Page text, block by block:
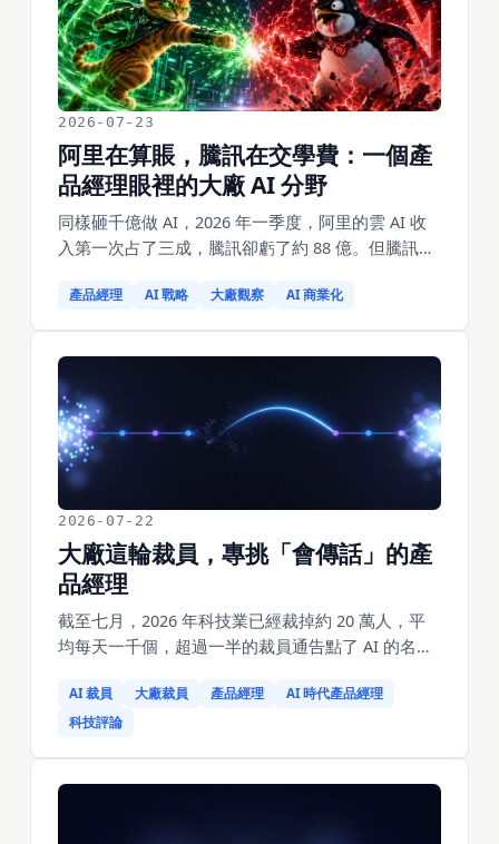
2026-07-23
阿里在算賬，騰訊在交學費：一個產
品經理眼裡的大廠 AI 分野
同樣砸千億做 AI，2026 年一季度，阿里的雲 AI 收
入第一次占了三成，騰訊卻虧了約 88 億。但騰訊也
品經理視角，拆兩家 AI 布局的分野與未來。
產品經理 AI 戰略 大廠觀察 AI 商業化
2026-07-22
大廠這輪裁員，專挑「會傳話」的產
品經理
截至七月，2026 年科技業已經裁掉約 20 萬人，平
均每天一千個，超過一半的裁員通告點了 AI 的名。
人力資源主管 Amy Coleman 特意補了一句：「今天
被裁的職位，不是被 AI 取代的。」一邊是所有公司
說的答案：AI 最先吃掉的不是某個工種，是一種環
AI 裁員 大廠裁員 產品經理
AI 時代產品經理
科技評論